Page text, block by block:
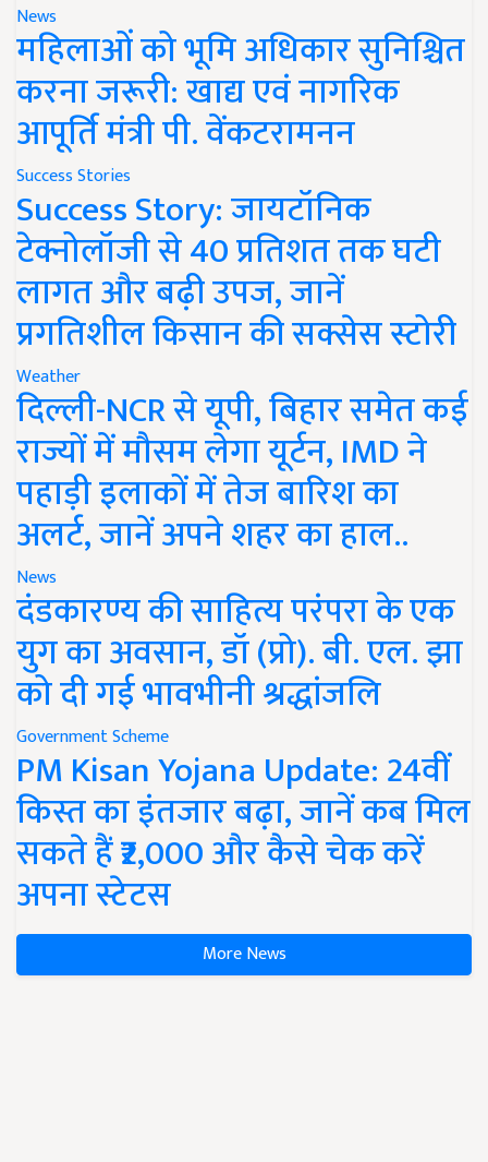
News
महिलाओं को भूमि अधिकार सुनिश्चित
करना जरूरी: खाद्य एवं नागरिक
आपूर्ति मंत्री पी. वेंकटरामनन
Success Stories
Success Story: जायटॉनिक
टेक्नोलॉजी से 40 प्रतिशत तक घटी
लागत और बढ़ी उपज, जानें
प्रगतिशील किसान की सक्सेस स्टोरी
Weather
दिल्ली-NCR से यूपी, बिहार समेत कई
राज्यों में मौसम लेगा यूर्टन, IMD ने
पहाड़ी इलाकों में तेज बारिश का
अलर्ट, जानें अपने शहर का हाल..
News
दंडकारण्य की साहित्य परंपरा के एक
युग का अवसान, डॉ (प्रो). बी. एल. झा
को दी गई भावभीनी श्रद्धांजलि
Government Scheme
PM Kisan Yojana Update: 24वीं
किस्त का इंतजार बढ़ा, जानें कब मिल
सकते हैं ₹2,000 और कैसे चेक करें
अपना स्टेटस
More News